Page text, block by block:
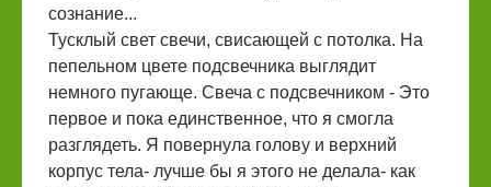
сознание...
Тусклый свет свечи, свисающей с потолка. На
пепельном цвете подсвечника выглядит
немного пугающе. Свеча с подсвечником - Это
первое и пока единственное, что я смогла
разглядеть. Я повернула голову и верхний
корпус тела- лучше бы я этого не делала- как